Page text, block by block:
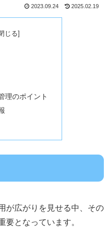
2023.09.24 2025.02.19
理のポイント
が広がりを見せる中、その
要となっています。